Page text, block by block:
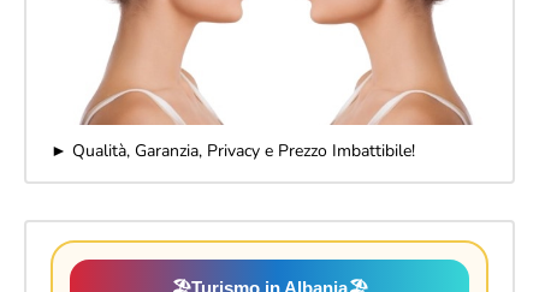
► Qualità, Garanzia, Privacy e Prezzo Imbattibile!
🏖️Turismo in Albania🏖️